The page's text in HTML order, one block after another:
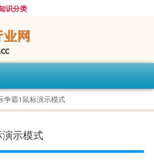
识分类
争霸1鼠标演示模式
示模式